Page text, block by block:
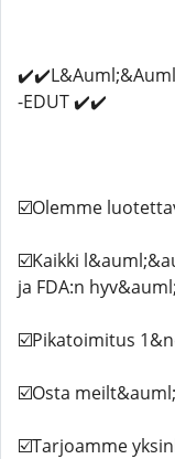
-EDUT ✔️✔️
☑️Olemme
☑️Kaikki
ja FDA:n
☑️Pikatoimitus
☑️Osta
☑️Tarjoamme